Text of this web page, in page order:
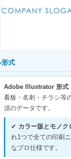
形式
Adobe Illustrator 形式
看板・名刺・チラシ等
須のデータです。
✔ カラー版とモノク
れ1つで全ての印刷
なプロ仕様です。